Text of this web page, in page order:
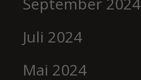
Juli 2024
Mai 2024